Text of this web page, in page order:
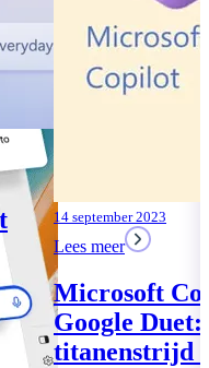
Lees meer